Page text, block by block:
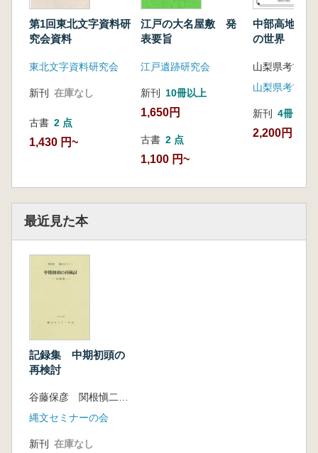
第1回東北文字資料研
究会資料
東北文字資料研究会
新刊 在庫なし
古書 2 点
1,430 円~
江戸の大名屋敷 発
表要旨
江戸遺跡研究会
新刊 10冊以上
1,650円
古書 2 点
1,100 円~
中部高地の
の世界
山梨県考古
山梨県考古学
新刊 4冊
2,200円
最近見た本
記録集 中期初頭の
再検討
谷藤保彦 関根愼二 編
縄文セミナーの会
新刊 在庫なし